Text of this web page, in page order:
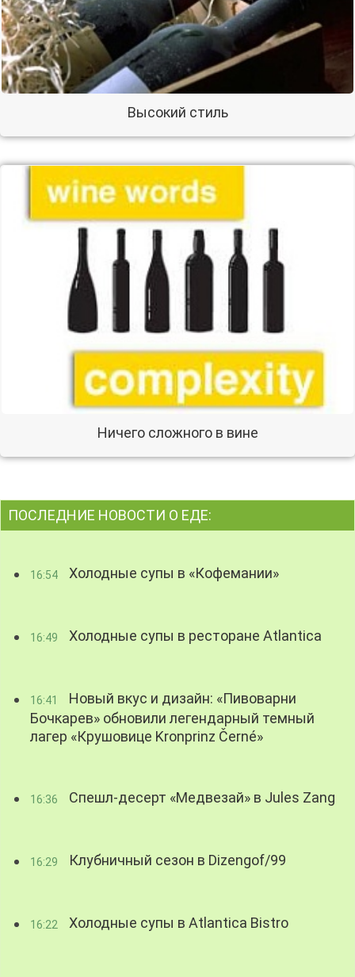
Высокий стиль
Ничего сложного в вине
ПОСЛЕДНИЕ НОВОСТИ О ЕДЕ:
16:54 Холодные супы в «Кофемании»
16:49 Холодные супы в ресторане Atlantica
16:41
Новый вкус и дизайн: «Пивоварни
Бочкарев» обновили легендарный темный
лагер «Крушовице Kronprinz Černé»
16:36 Спешл-десерт «Медвезай» в Jules Zang
16:29 Клубничный сезон в Dizengof/99
16:22 Холодные супы в Atlantica Bistro